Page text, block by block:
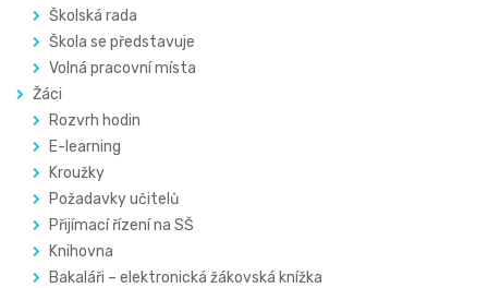
Školská rada
Škola se představuje
Volná pracovní místa
Žáci
Rozvrh hodin
E-learning
Kroužky
Požadavky učitelů
Přijímací řízení na SŠ
Knihovna
Bakaláři – elektronická žákovská knížka